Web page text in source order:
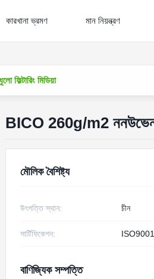
কারখানা ভ্রমণ মান নিয়ন্ত্রণ
মিডিয়া
BICO 260g/m2 ননউভেন
মৌলিক বৈশিষ্ট্য
উৎপত্তি স্থান: চীন
সার্টিফিকেশন:
বাণিজ্যিক সম্পত্তি